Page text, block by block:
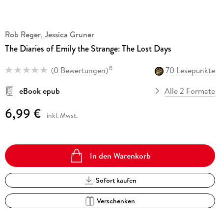
Rob Reger, Jessica Gruner
The Diaries of Emily the Strange: The Lost Days
(0 Bewertungen)15
70 Lesepunkte
eBook epub
Alle 2 Formate
6,99 € inkl. Mwst.
In den Warenkorb
Sofort kaufen
Verschenken